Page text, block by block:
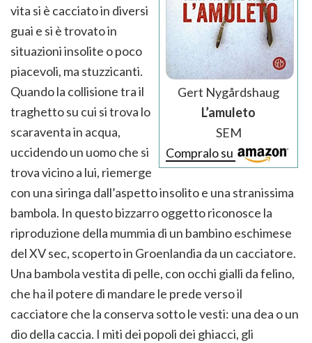
Gert Nygårdshaug
L’amuleto
SEM
Compralo su
vita si è cacciato in diversi
guai e si è trovato in
situazioni insolite o poco
piacevoli, ma stuzzicanti.
Quando la collisione tra il
traghetto su cui si trova lo
scaraventa in acqua,
uccidendo un uomo che si
trova vicino a lui, riemerge
con una siringa dall’aspetto insolito e una stranissima
bambola. In questo bizzarro oggetto riconosce la
riproduzione della mummia di un bambino eschimese
del XV sec, scoperto in Groenlandia da un cacciatore.
Una bambola vestita di pelle, con occhi gialli da felino,
che ha il potere di mandare le prede verso il
cacciatore che la conserva sotto le vesti: una dea o un
dio della caccia. I miti dei popoli dei ghiacci, gli